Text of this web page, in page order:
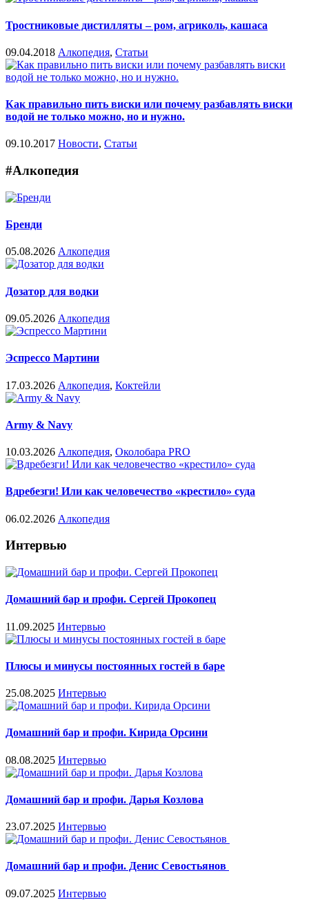
Тростниковые дистилляты – ром, агриколь, кашаса
09.04.2018 Алкопедия, Статьи
Как правильно пить виски или почему разбавлять виски
водой не только можно, но и нужно.
09.10.2017 Новости, Статьи
#Алкопедия
Бренди
05.08.2026 Алкопедия
Дозатор для водки
09.05.2026 Алкопедия
Эспрессо Мартини
17.03.2026 Алкопедия, Коктейли
Army & Navy
10.03.2026 Алкопедия, Околобара PRO
Вдребезги! Или как человечество «крестило» суда
06.02.2026 Алкопедия
Интервью
Домашний бар и профи. Сергей Прокопец
11.09.2025 Интервью
Плюсы и минусы постоянных гостей в баре
25.08.2025 Интервью
Домашний бар и профи. Кирида Орсини
08.08.2025 Интервью
Домашний бар и профи. Дарья Козлова
23.07.2025 Интервью
Домашний бар и профи. Денис Севостьянов
09.07.2025 Интервью